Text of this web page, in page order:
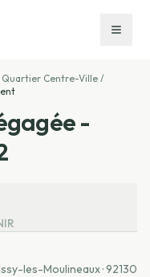
Quartier Centre-Ville /
-
les-Moulineaux· 92130